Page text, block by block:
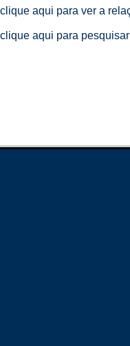
clique aqui para ver a
clique aqui para